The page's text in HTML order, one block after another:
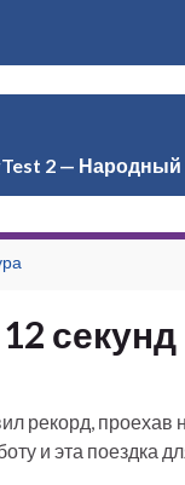
2 — Народный
секунд
рекорд, проехав
и эта поездка